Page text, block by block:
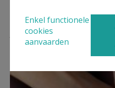
Lees meer
Enkel functionele
cookies
aanvaarden